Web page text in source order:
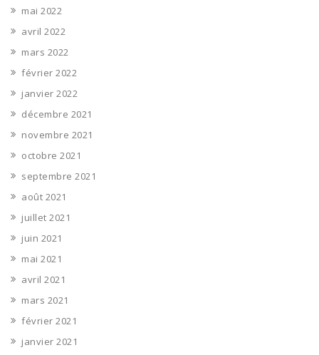
mai 2022
avril 2022
mars 2022
février 2022
janvier 2022
décembre 2021
novembre 2021
octobre 2021
septembre 2021
août 2021
juillet 2021
juin 2021
mai 2021
avril 2021
mars 2021
février 2021
janvier 2021